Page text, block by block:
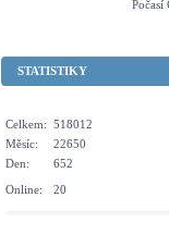
Počasí
STATISTIKY
Online: 20
Celkem: 518012
Měsíc:
22650
Den:
652